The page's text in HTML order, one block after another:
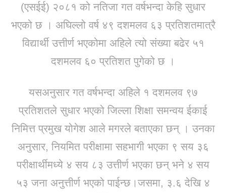
(एसईई) २०८१ को नतिजा गत वर्षभन्दा केहि सुधार
भएको छ । अघिल्लो वर्ष ४९ दशमलव ६३ प्रतिशतमात्रै
विद्यार्थी उत्तीर्ण भएकोमा अहिले त्यो संख्या बढेर ५१
दशमलव ६० प्रतिशत पुगेको छ ।
यसअनुसार गत वर्षभन्दा अहिले १ दशमलव ९७
प्रतिशतले सुधार भएको जिल्ला शिक्षा समन्वय ईकाई
निमित्त प्रमुख योगेश आले मगरले बताएका छन् । उनका
अनुसार, नियमित परीक्षामा सहभागी भएका ९ सय ३६
परीक्षार्थीमध्ये ४ सय ८३ उत्तीर्ण भएका छन् भने ४ सय
५३ जना अनुत्तीर्ण भएको पाईन्छ।जसमा, ३.६ देखि ४